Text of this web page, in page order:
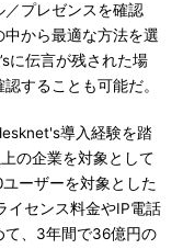
プレゼンスを確認
から最適な方法を選
に伝言が残された場
することも可能だ。
導入経験を踏
の企業を対象として
ーザーを対象とした
イセンス料金やIP電話
て、3年間で36億円の